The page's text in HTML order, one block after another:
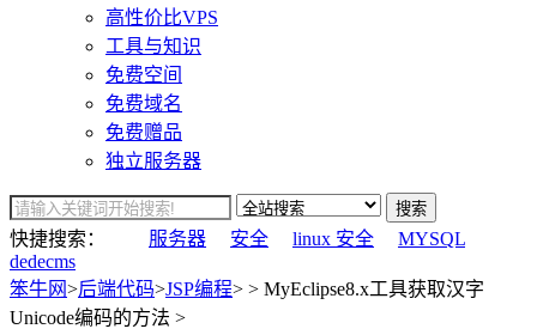
高性价比VPS
工具与知识
免费空间
免费域名
免费赠品
独立服务器
搜索
快捷搜索： 服务器 安全 linux 安全
MYSQL
dedecms
笨牛网>后端代码>JSP编程> > MyEclipse8.x工具获取汉字
Unicode编码的方法 >